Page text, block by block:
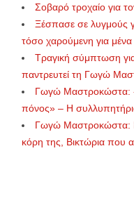
Σοβαρό τροχαίο για
Ξέσπασε σε λυγμούς
τόσο χαρούμενη για
Τραγική σύμπτωση
παντρευτεί τη Γωγώ
Γωγώ Μαστροκώστα:
πόνος» – Η
Γωγώ Μαστροκώστα: Η
κόρη της, Βικτώρια που